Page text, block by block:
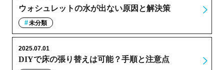
ウォシュレットの水が出ない原因と解決策
未分類
DIYで床の張り替えは可能？手順と注意点
2025.07.01